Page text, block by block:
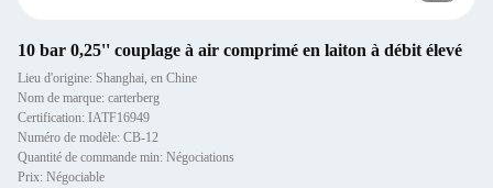
10 bar 0,25'' couplage à air comprimé en laiton à débit élevé
Lieu d'origine: Shanghai, en Chine
Nom de marque: carterberg
Certification: IATF16949
Numéro de modèle: CB-12
Quantité de commande min: Négociations
Prix: Négociable